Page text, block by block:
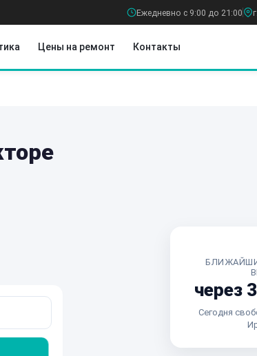
Ежедневно с 9:00 до 21:00
Цены на ремонт Контакты
через
Сегодня